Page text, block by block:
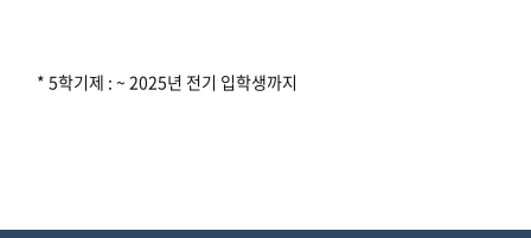
* 5학기제 : ~ 2025년 전기 입학생까지